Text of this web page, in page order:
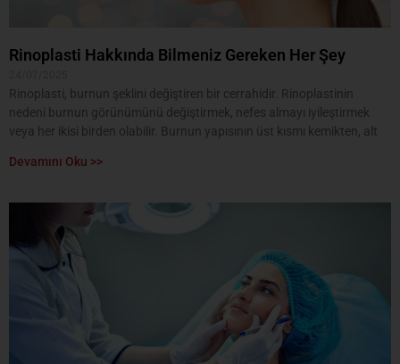
Rinoplasti Hakkında Bilmeniz Gereken Her Şey
Rinoplasti, burnun şeklini değiştiren bir cerrahidir. Rinoplastinin
nedeni burnun görünümünü değiştirmek, nefes almayı iyileştirmek
veya her ikisi birden olabilir. Burnun yapısının üst kısmı kemikten, alt
Devamını Oku >>